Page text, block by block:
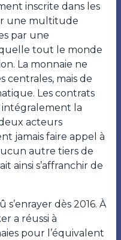
inscrite dans les
une multitude
par une
tout le monde
La monnaie ne
centrales, mais de
Les contrats
la
acteurs
jamais faire appel à
autre tiers de
ainsi s’affranchir de
dès 2016. À
a réussi à
pour l’équivalent